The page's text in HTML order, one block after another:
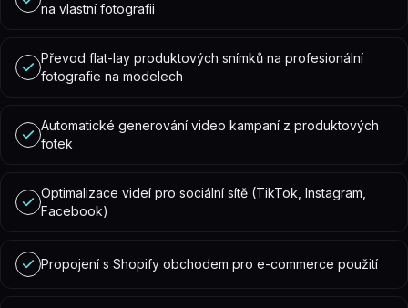
na vlastní fotografii
Převod flat-lay produktových snímků na profesionální
fotografie na modelech
Automatické generování video kampaní z produktových
fotek
Optimalizace videí pro sociální sítě (TikTok, Instagram,
Facebook)
Propojení s Shopify obchodem pro e-commerce použití